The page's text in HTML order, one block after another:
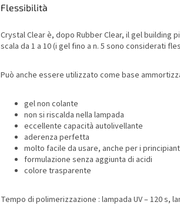
Flessibilità
Crystal Clear è, dopo Rubber Clear, il gel building
scala da 1 a 10 (i gel fino a n. 5 sono considerati
Può anche essere utilizzato come base
gel non colante
non si riscalda nella lampada
eccellente capacità autolivellante
aderenza perfetta
molto facile da usare, anche per i
formulazione senza aggiunta di acidi
colore trasparente
Tempo di polimerizzazione : lampada UV – 120 s,